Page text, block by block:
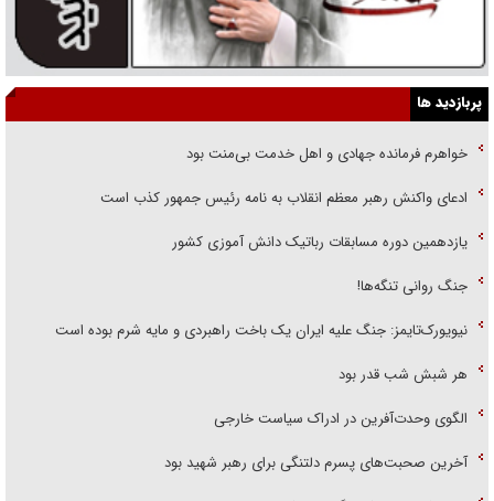
پربازدید ها
خواهرم فرمانده جهادی و اهل خدمت بی‌منت بود
ادعای واکنش رهبر معظم انقلاب به نامه رئیس جمهور کذب است
یازدهمین دوره مسابقات رباتیک دانش آموزی کشور
جنگ روانی تنگه‌ها!
نیویورک‌تایمز: جنگ علیه ایران یک باخت راهبردی و مایه شرم بوده است
هر شبش شب قدر بود
الگوی وحدت‌آفرین در ادراک سیاست خارجی
آخرین صحبت‌های پسرم دلتنگی برای رهبر شهید بود